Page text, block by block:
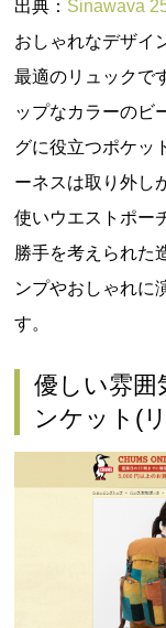
出典： Sinawava
おしゃれなデザイ
最適のリュックで
ップなカラーのビ
グに役立つポケッ
ーネスは取り外し
使いウエストポー
勝手を考えられた
ンプやおしゃれに
す。
優しい雰
ンケット(